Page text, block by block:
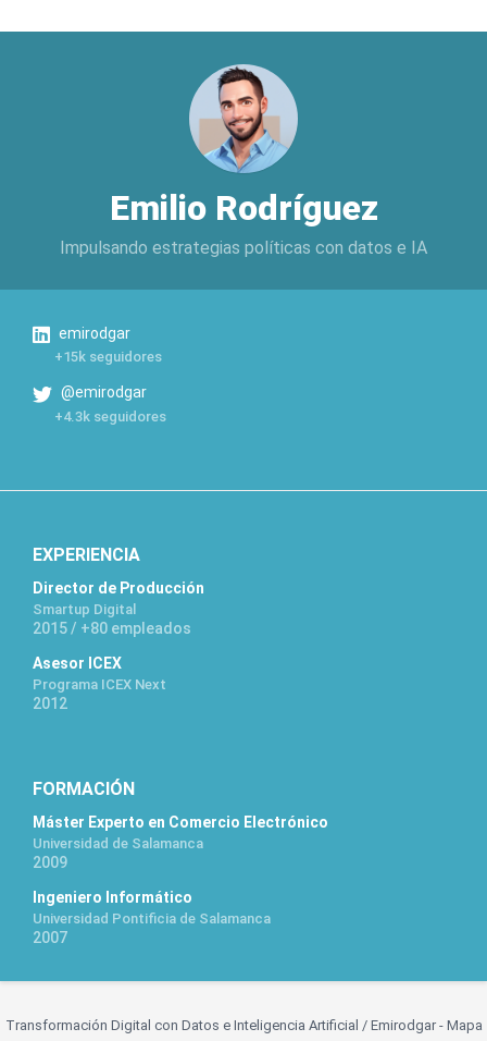
Emilio Rodríguez
Impulsando estrategias políticas con datos e IA
emirodgar
+15k seguidores
@emirodgar
+4.3k seguidores
EXPERIENCIA
Director de Producción
Smartup Digital
2015 / +80 empleados
Asesor ICEX
Programa ICEX Next
2012
FORMACIÓN
Máster Experto en Comercio Electrónico
Universidad de Salamanca
2009
Ingeniero Informático
Universidad Pontificia de Salamanca
2007
Transformación Digital con Datos e Inteligencia Artificial / Emirodgar- Mapa